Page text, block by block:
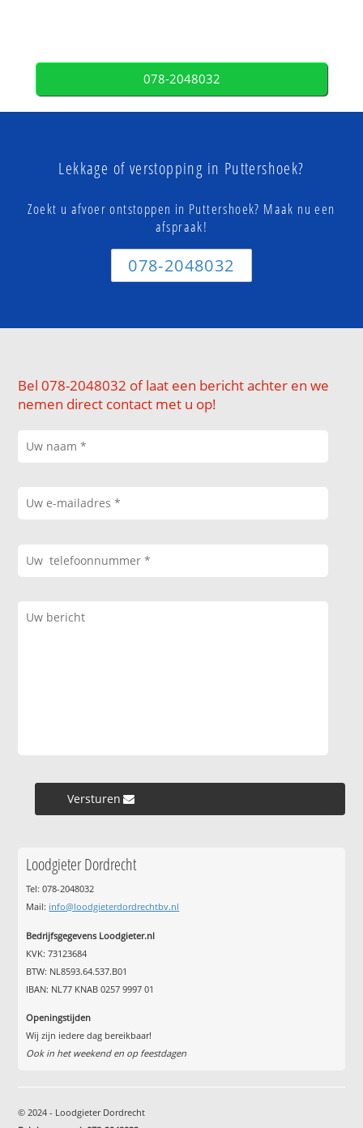
078-2048032
Lekkage of verstopping in Puttershoek?
Zoekt u afvoer ontstoppen in Puttershoek? Maak nu een
afspraak!
078-2048032
Bel 078-2048032 of laat een bericht achter en we
nemen direct contact met u op!
Versturen »
Loodgieter Dordrecht
Tel: 078-2048032
Mail: info@loodgieterdordrechtbv.nl
Bedrijfsgegevens Loodgieter.nl
KVK: 73123684
BTW: NL8593.64.537.B01
IBAN: NL77 KNAB 0257 9997 01
Openingstijden
Wij zijn iedere dag bereikbaar!
Ook in het weekend en op feestdagen
© 2024 - Loodgieter Dordrecht